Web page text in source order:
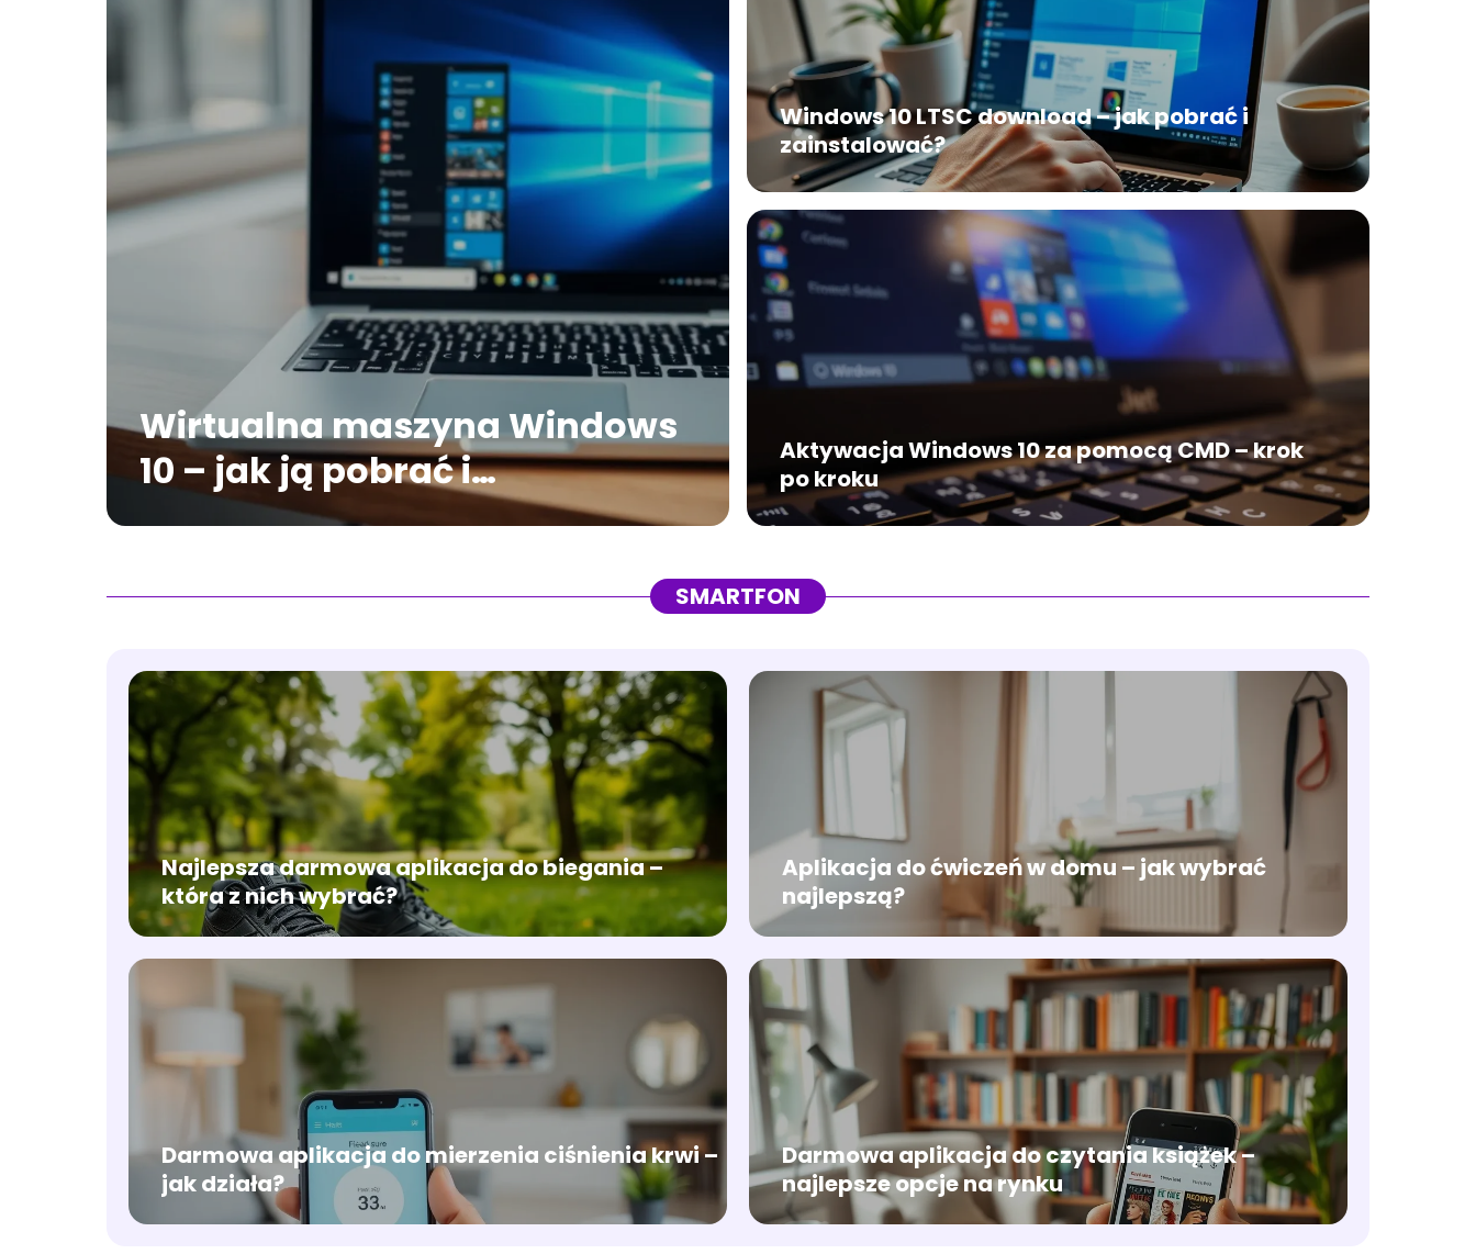
Wirtualna maszyna Windows
10 – jak ją pobrać i
zainstalować?
Windows 10 LTSC download – jak pobrać i
zainstalować?
Aktywacja Windows 10 za pomocą CMD – krok
po kroku
SMARTFON
Najlepsza darmowa aplikacja do biegania –
która z nich wybrać?
Aplikacja do ćwiczeń w domu – jak wybrać
najlepszą?
Darmowa aplikacja do mierzenia ciśnienia krwi –
jak działa?
Darmowa aplikacja do czytania książek –
najlepsze opcje na rynku